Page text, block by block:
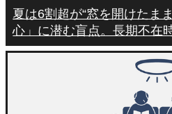
夏は6割超が“窓を開けたま
心」に潜む盲点。長期不在